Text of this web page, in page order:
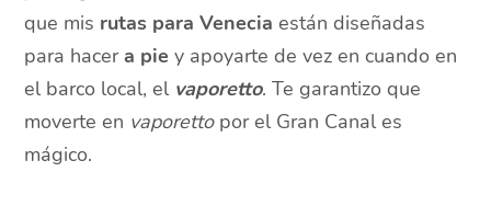
que mis rutas para Venecia están diseñadas
para hacera pie y apoyarte de vez en cuando en
el barco local, el vaporetto. Te garantizo que
moverte en vaporettopor el Gran Canal es
mágico.